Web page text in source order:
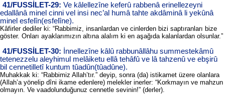
41/FUSSİLET-29: Ve kâlellezîne keferû rabbenâ erinellezeyni
edallânâ minel cinni vel insi nec’al humâ tahte akdâminâ li yekûnâ
minel esfelîn(esfelîne).
Kâfirler dediler ki: “Rabbimiz, insanlardan ve cinlerden bizi saptıranları bize
göster. Onları ayaklarımızın altına alalım ki en aşağıda kalanlardan olsunlar.”
41/FUSSİLET-30: İnnellezîne kâlû rabbunâllâhu summestekâmû
tetenezzelu aleyhimul melâiketu ellâ tehâfû ve lâ tahzenû ve ebşirû
bil cennetilletî kuntum tûadûn(tûadûne).
Muhakkak ki: “Rabbimiz Allah’tır.” deyip, sonra (da) istikamet üzere olanlara
(Allah’a yönelip dîni ikame edenlere) melekler inerler: “Korkmayın ve mahzun
olmayın. Ve vaadolunduğunuz cennetle sevinin!” (derler).